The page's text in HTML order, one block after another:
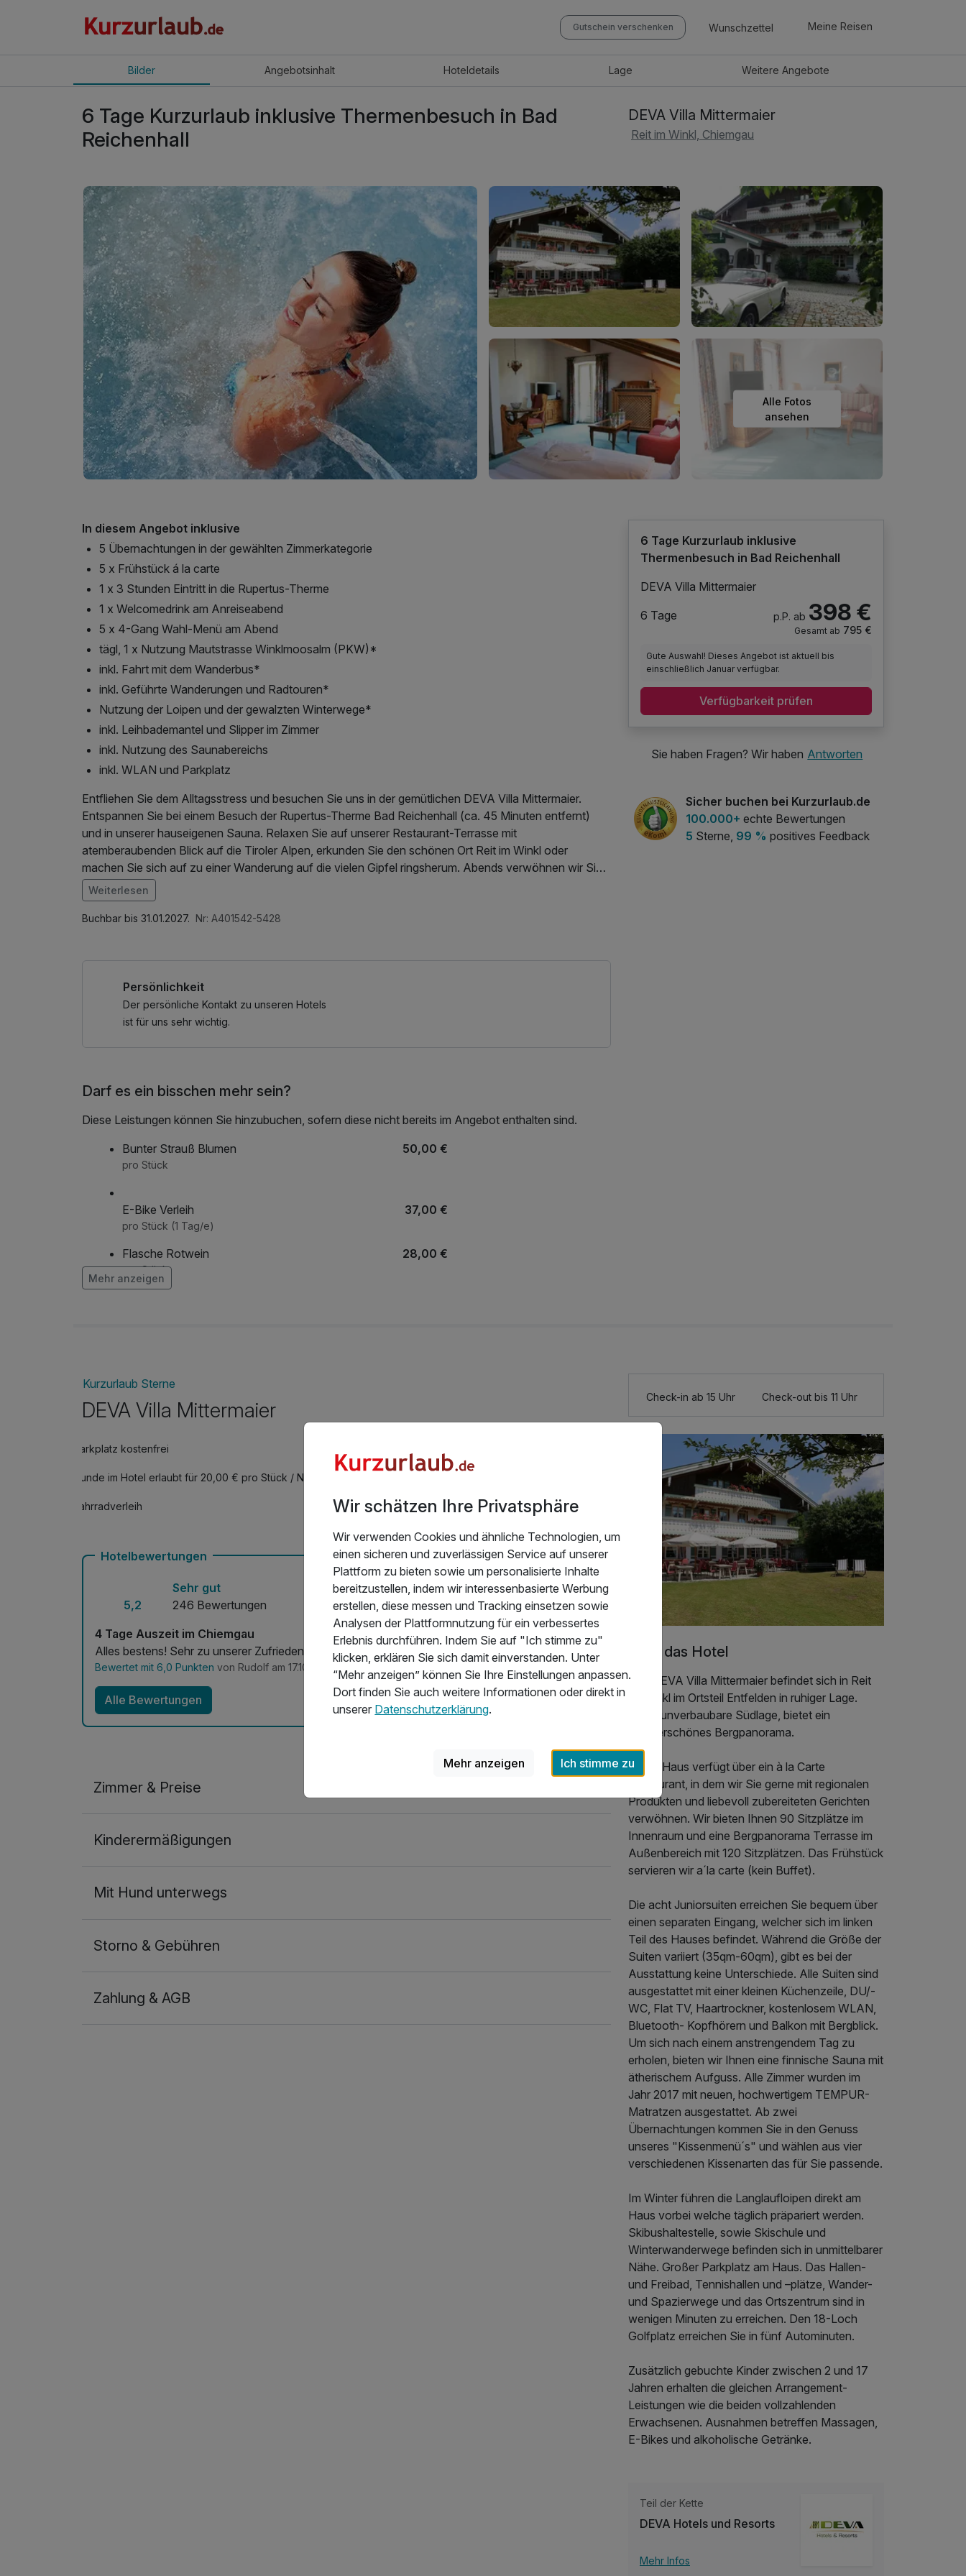
Gutschein verschenken Wunschzettel Meine Reisen
Bilder Angebotsinhalt Hoteldetails Lage WeitereAngebote
6 Tage Kurzurlaub inklusive Thermenbesuch in Bad
Reichenhall
DEVA Villa Mittermaier
Reit im Winkl, Chiemgau
Alle Fotos
ansehen
In diesem Angebot inklusive
5 Übernachtungen in der gewählten Zimmerkategorie
5 x Frühstück á la carte
1 x 3 Stunden Eintritt in die Rupertus-Therme
1 x Welcomedrink am Anreiseabend
5 x 4-Gang Wahl-Menü am Abend
tägl, 1 x Nutzung Mautstrasse Winklmoosalm (PKW)*
inkl. Fahrt mit dem Wanderbus*
inkl. Geführte Wanderungen und Radtouren*
Nutzung der Loipen und der gewalzten Winterwege*
inkl. Leihbademantel und Slipper im Zimmer
inkl. Nutzung des Saunabereichs
inkl. WLAN und Parkplatz
Entfliehen Sie dem Alltagsstress und besuchen Sie uns in der gemütlichen DEVA Villa Mittermaier.
Entspannen Sie bei einem Besuch der Rupertus-Therme Bad Reichenhall (ca. 45 Minuten entfernt)
und in unserer hauseigenen Sauna. Relaxen Sie auf unserer Restaurant-Terrasse mit
atemberaubenden Blick auf die Tiroler Alpen, erkunden Sie den schönen Ort Reit im Winkl oder
machen Sie sich auf zu einer Wanderung auf die vielen Gipfel ringsherum. Abends verwöhnen wir Sie
mit einem 4-Gang-Menü in unserem Restaurant.
Ob Wandern, Radfahren oder Mountainbiken, unsere Umgebung bietet für jeden das Richtige.
Etwas ganz Besonderes bietet unsere Villa zudem für Wintersportbegeisterte.
Unsere Suiten sind nach berühmten Ski-Abfahrten benannt. Im Hotel-Restaurant können Sie anhand
vieler Fotos und Ausstellungsstücke das Flair der Wintersportlegende und Namensgeberin unseres
wie die beiden vollzahlenden Erwachsenen.
*im Rahmen der Gästekarte. Angebot abhängig von Verfügbarkeit und Saison.
Im Angebot enthalten
Saunabenutzung, Saunatuch, Leihbademantel, Parkplatz, W-LAN Nutzung / Internetnutzung
Weiterlesen
Buchbar bis 31.01.2027. Nr: A401542-5428
Persönlichkeit
Der persönliche Kontakt zu unseren Hotels
ist für uns sehr wichtig.
Darf es ein bisschen mehr sein?
Diese Leistungen können Sie hinzubuchen, sofern diese nicht bereits im Angebot enthalten sind.
Bunter Strauß Blumen
50,00 €
pro Stück
E-Bike Verleih 37,00 €
pro Stück (1 Tag/e)
Flasche Rotwein 28,00 €
pro Stück
Mehr anzeigen
6 Tage Kurzurlaub inklusive
Thermenbesuch in Bad Reichenhall
DEVA Villa Mittermaier
6 Tage
p.P. ab 398 €
Gesamt ab 795 €
Gute Auswahl! Dieses Angebot ist aktuell bis
einschließlich Januar verfügbar.
Verfügbarkeit prüfen
Sie haben Fragen? Wir haben Antworten
Sicher buchen bei Kurzurlaub.de
100.000+ echte Bewertungen
5 Sterne, 99 % positives Feedback
Kurzurlaub Sterne
DEVA Villa Mittermaier
Parkplatz kostenfrei
Hunde im Hotel erlaubt für 20,00 € pro Stück / Nacht
Fahrradverleih Kostenloses W-LAN
Hotelbewertungen
5,2
Sehr gut
246 Bewertungen
4 Tage Auszeit im Chiemgau
Alles bestens! Sehr zu unserer Zufriedenheit
Bewertet mit 6,0 Punkten von Rudolf am 17.10.2025
Alle Bewertungen
Zimmer & Preise
2 Erwachsene und 1 Kind
Kinderermäßigungen
Mit Hund unterwegs
Storno & Gebühren
Zahlung & AGB
Check-in ab 15 Uhr Check-out bis 11 Uhr
Über das Hotel
Das DEVA Villa Mittermaier befindet sich in Reit
im Winkl im Ortsteil Entfelden in ruhiger Lage.
Seine unverbaubare Südlage, bietet ein
wunderschönes Bergpanorama.
Unser Haus verfügt über ein à la Carte
Restaurant, in dem wir Sie gerne mit regionalen
Produkten und liebevoll zubereiteten Gerichten
verwöhnen. Wir bieten Ihnen 90 Sitzplätze im
Innenraum und eine Bergpanorama Terrasse im
Außenbereich mit 120 Sitzplätzen. Das Frühstück
servieren wir a´la carte (kein Buffet).
Die acht Juniorsuiten erreichen Sie bequem über
einen separaten Eingang, welcher sich im linken
Teil des Hauses befindet. Während die Größe der
Suiten variiert (35qm-60qm), gibt es bei der
Ausstattung keine Unterschiede. Alle Suiten sind
ausgestattet mit einer kleinen Küchenzeile, DU/-
WC, Flat TV, Haartrockner, kostenlosem WLAN,
Bluetooth- Kopfhörern und Balkon mit Bergblick.
Um sich nach einem anstrengendem Tag zu
erholen, bieten wir Ihnen eine finnische Sauna mit
ätherischem Aufguss. Alle Zimmer wurden im
Jahr 2017 mit neuen, hochwertigem TEMPUR-
Matratzen ausgestattet. Ab zwei
Übernachtungen kommen Sie in den Genuss
unseres "Kissenmenü´s" und wählen aus vier
verschiedenen Kissenarten das für Sie passende.
Im Winter führen die Langlaufloipen direkt am
Haus vorbei welche täglich präpariert werden.
Skibushaltestelle, sowie Skischule und
Winterwanderwege befinden sich in unmittelbarer
Nähe. Großer Parkplatz am Haus. Das Hallen-
und Freibad, Tennishallen und –plätze, Wander-
und Spazierwege und das Ortszentrum sind in
wenigen Minuten zu erreichen. Den 18-Loch
Golfplatz erreichen Sie in fünf Autominuten.
Zusätzlich gebuchte Kinder zwischen 2 und 17
Jahren erhalten die gleichen Arrangement-
Leistungen wie die beiden vollzahlenden
Erwachsenen. Ausnahmen betreffen Massagen,
E-Bikes und alkoholische Getränke.
Teil der Kette
DEVA Hotels und Resorts
Mehr Infos
Wir schätzen Ihre Privatsphäre
Wir verwenden Cookies und ähnliche Technologien, um
einen sicheren und zuverlässigen Service auf unserer
Plattform zu bieten sowie um personalisierte Inhalte
bereitzustellen, indem wir interessenbasierte Werbung
erstellen, diese messen und Tracking einsetzen sowie
Analysen der Plattformnutzung für ein verbessertes
Erlebnis durchführen. Indem Sie auf "Ich stimme zu"
klicken, erklären Sie sich damit einverstanden. Unter
“Mehr anzeigen” können Sie Ihre Einstellungen anpassen.
Dort finden Sie auch weitere Informationen oder direkt in
unserer Datenschutzerklärung.
Mehr anzeigen Ich stimme zu